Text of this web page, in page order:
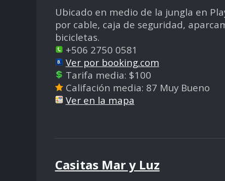
Ubicado en medio de la jungla en
por cable, caja de seguridad,
bicicletas.
+506 2750 0581
Ver por booking.com
Tarifa media: $100
Califación media: 87 Muy Bueno
Ver en la mapa
Casitas Mar y Luz